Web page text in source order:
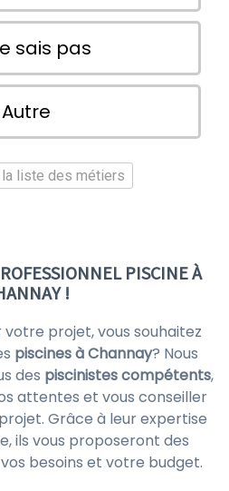
sais pas
Autre
la liste des métiers
PISCINE À
!
projet, vous souhaitez
piscines à Channay? Nous
des piscinistes compétents,
attentes et vous conseiller
Grâce à leur expertise
ils vous proposeront des
besoins et votre budget.